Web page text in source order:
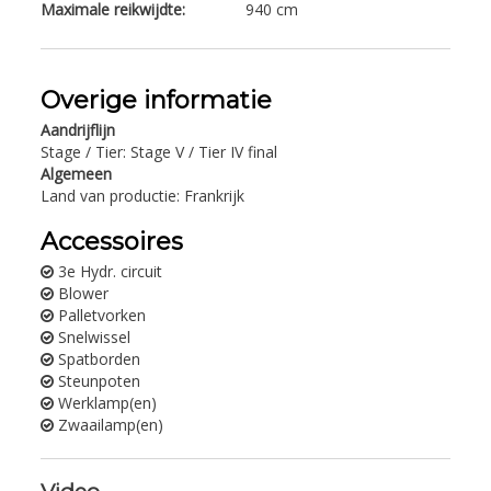
Maximale reikwijdte: 940 cm
Overige informatie
Aandrijflijn
Stage / Tier: Stage V / Tier IV final
Algemeen
Land van productie: Frankrijk
Accessoires
3e Hydr. circuit
Blower
Palletvorken
Snelwissel
Spatborden
Steunpoten
Werklamp(en)
Zwaailamp(en)